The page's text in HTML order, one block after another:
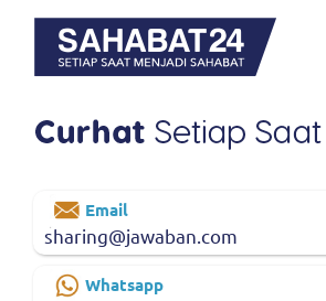
Email
sharing@jawaban.com
Whatsapp